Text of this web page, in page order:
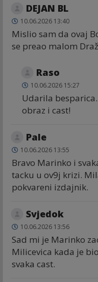
DEJAN BL
10.06.2026 13:40
Mislio sam da ovaj
se preao malom
Raso
10.06.2026 15:27
Udarila
obraz i cast!
Pale
10.06.2026 13:55
Bravo Marinko i
tacku u ov9j krizi.
pokvareni izdajnik.
Svjedok
10.06.2026 13:56
Sad mi je Marinko
Milicevica kada je
svaka cast.